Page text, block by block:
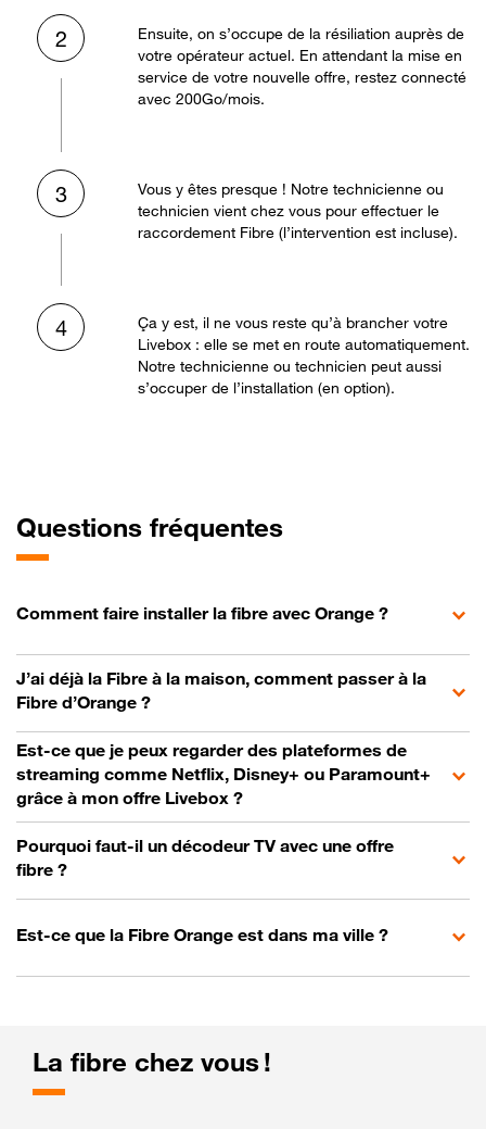
2
Ensuite, on s’occupe de la résiliation auprès de
votre opérateur actuel. En attendant la mise en
service de votre nouvelle offre, restez connecté
avec 200Go/mois.
3
Vous y êtes presque ! Notre technicienne ou
technicien vient chez vous pour effectuer le
raccordement Fibre (l’intervention est incluse).
4
Ça y est, il ne vous reste qu’à brancher votre
Livebox : elle se met en route automatiquement.
Notre technicienne ou technicien peut aussi
s’occuper de l’installation (en option).
Questions fréquentes
Comment faire installer la fibre avec Orange ?
J’ai déjà la Fibre à la maison, comment passer à la
Fibre d’Orange ?
Est-ce que je peux regarder des plateformes de
streaming comme Netflix, Disney+ ou Paramount+
grâce à mon offre Livebox ?
Pourquoi faut-il un décodeur TV avec une offre
fibre ?
Est-ce que la Fibre Orange est dans ma ville ?
La fibre chez vous !